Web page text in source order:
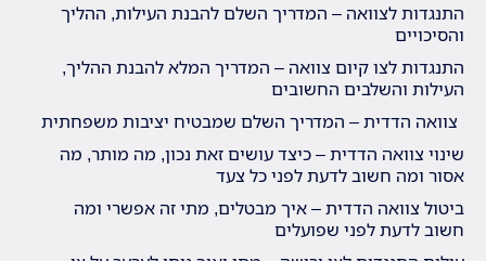
התנגדות לצוואה – המדריך השלם להבנת העילות, ההליך
והסיכויים
התנגדות לצו קיום צוואה – המדריך המלא להבנת ההליך,
העילות והשלבים החשובים
צוואה הדדית – המדריך השלם שמבטיח יציבות משפחתית
שינוי צוואה הדדית – כיצד עושים זאת נכון, מה מותר, מה
אסור ומה חשוב לדעת לפני כל צעד
ביטול צוואה הדדית – איך מבטלים, מתי זה אפשרי ומה
חשוב לדעת לפני שפועלים